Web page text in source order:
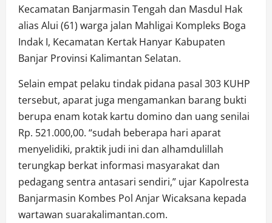
Kecamatan Banjarmasin Tengah dan Masdul Hak
alias Alui (61) warga jalan Mahligai Kompleks Boga
Indak I, Kecamatan Kertak Hanyar Kabupaten
Banjar Provinsi Kalimantan Selatan.
Selain empat pelaku tindak pidana pasal 303 KUHP
tersebut, aparat juga mengamankan barang bukti
berupa enam kotak kartu domino dan uang senilai
Rp. 521.000,00. “sudah beberapa hari aparat
menyelidiki, praktik judi ini dan alhamdulillah
terungkap berkat informasi masyarakat dan
pedagang sentra antasari sendiri,” ujar Kapolresta
Banjarmasin Kombes Pol Anjar Wicaksana kepada
wartawan suarakalimantan.com.